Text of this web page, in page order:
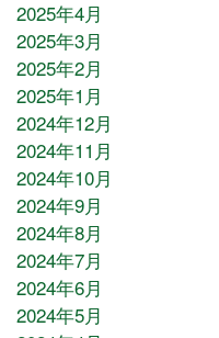
2025年4月
2025年3月
2025年2月
2025年1月
2024年12月
2024年11月
2024年10月
2024年9月
2024年8月
2024年7月
2024年6月
2024年5月